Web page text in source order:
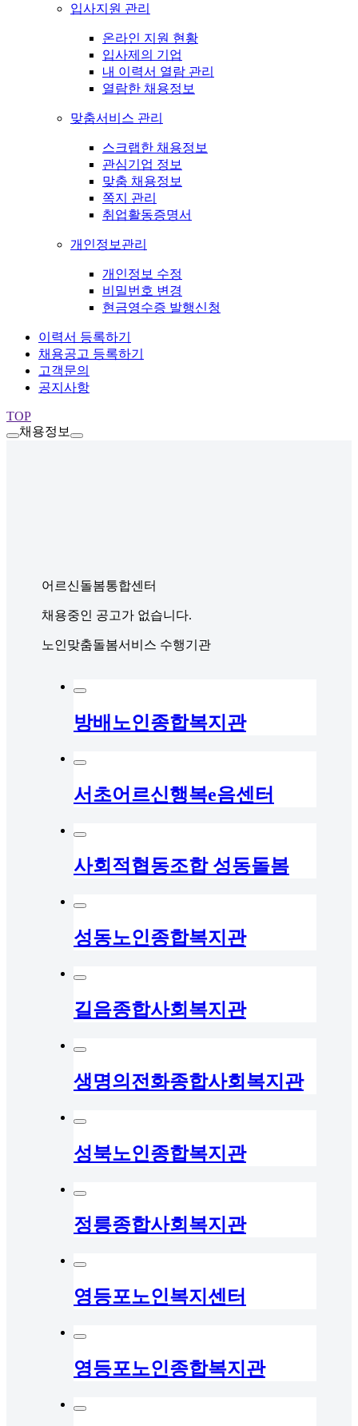
입사지원 관리
온라인 지원 현황
입사제의 기업
내 이력서 열람 관리
열람한 채용정보
맞춤서비스 관리
스크랩한 채용정보
관심기업 정보
맞춤 채용정보
쪽지 관리
취업활동증명서
개인정보관리
개인정보 수정
비밀번호 변경
현금영수증 발행신청
이력서 등록하기
채용공고 등록하기
고객문의
공지사항
TOP
채용정보
어르신돌봄통합센터
채용중인 공고가 없습니다.
노인맞춤돌봄서비스 수행기관
방배노인종합복지관
서초어르신행복e음센터
사회적협동조합 성동돌봄
성동노인종합복지관
길음종합사회복지관
생명의전화종합사회복지관
성북노인종합복지관
정릉종합사회복지관
영등포노인복지센터
영등포노인종합복지관